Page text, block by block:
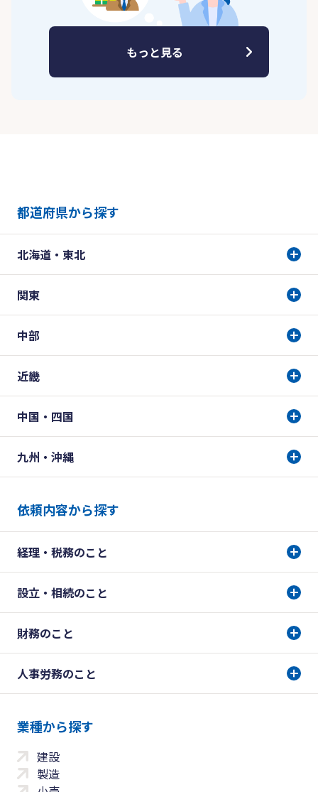
もっと見る
都道府県から探す
北海道・東北
関東
中部
近畿
中国・四国
九州・沖縄
依頼内容から探す
経理・税務のこと
設立・相続のこと
財務のこと
人事労務のこと
業種から探す
建設
製造